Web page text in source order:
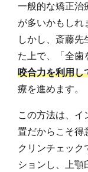
一般的な矯正治
が多いかもしれ
しかし、斎藤先
た上で、「全歯
咬合力を利用し
療を進めます。
この方法は、イ
置だからこそ得
クリンチェック
ションし、上顎